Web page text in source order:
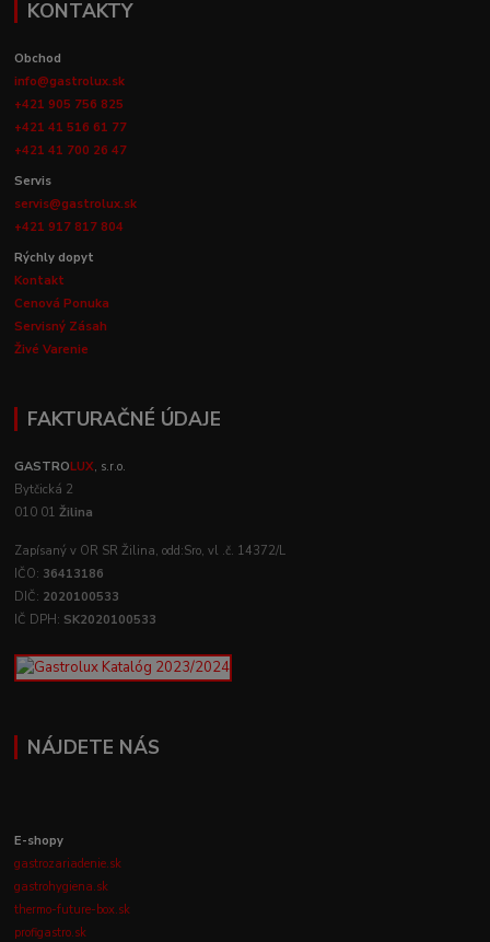
KONTAKTY
Obchod
info@gastrolux.sk
+421 905 756 825
+421 41 516 61 77
+421 41 700 26 47
Servis
servis@gastrolux.sk
+421 917 817 804
Rýchly dopyt
Kontakt
Cenová Ponuka
Servisný Zásah
Živé Varenie
FAKTURAČNÉ ÚDAJE
GASTROLUX, s.r.o.
Bytčická 2
010 01Žilina
Zapísaný v OR SR Žilina, odd:Sro, vl .č. 14372/L
IČO: 36413186
DIČ: 2020100533
IČ DPH: SK2020100533
NÁJDETE NÁS
E-shopy
gastrozariadenie.sk
gastrohygiena.sk
thermo-future-box.sk
profigastro.sk